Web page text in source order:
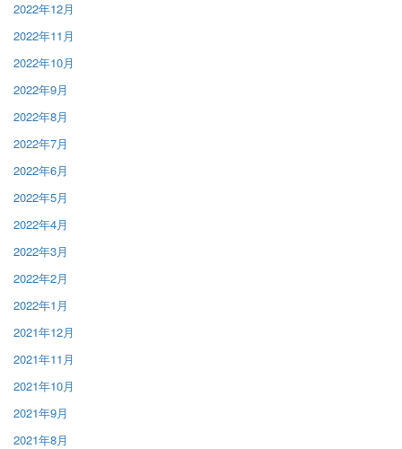
2022年12月
2022年11月
2022年10月
2022年9月
2022年8月
2022年7月
2022年6月
2022年5月
2022年4月
2022年3月
2022年2月
2022年1月
2021年12月
2021年11月
2021年10月
2021年9月
2021年8月